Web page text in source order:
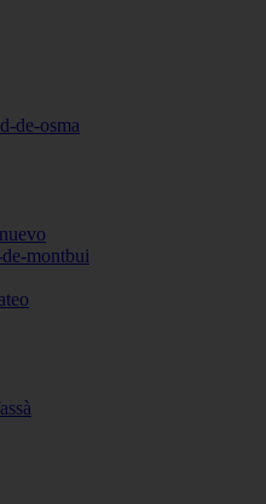
de-osma
montbui